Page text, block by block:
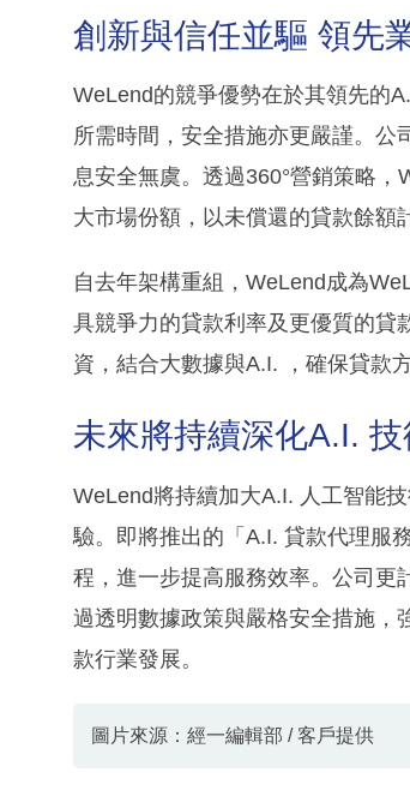
創新與信任並驅 領先
WeLend的競爭優勢在於其領先的
所需時間，安全措施亦更嚴謹。公
息安全無虞。透過360°營銷策略
大市場份額，以未償還的貸款餘額
自去年架構重組，WeLend成為
具競爭力的貸款利率及更優質的貸
資，結合大數據與A.I. ，確保貸款
未來將持續深化A.I. 技
WeLend將持續加大A.I. 人工智能
驗。即將推出的「A.I. 貸款代理服
程，進一步提高服務效率。公司更
過透明數據政策與嚴格安全措施，
款行業發展。
圖片來源：經一編輯部 / 客戶提供